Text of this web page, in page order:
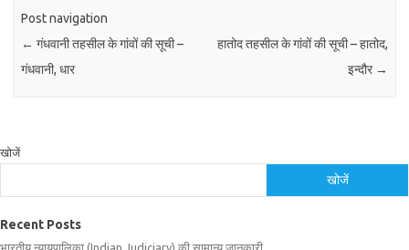
Post navigation
← गंधवानी तहसील के गांवों की सूची –
गंधवानी, धार
हातोद तहसील के गांवों की सूची – हातोद,
इन्दौर →
खोजें
खोजें
Recent Posts
भारतीय न्यायपालिका (Indian Judiciary) की सामान्य जानकारी